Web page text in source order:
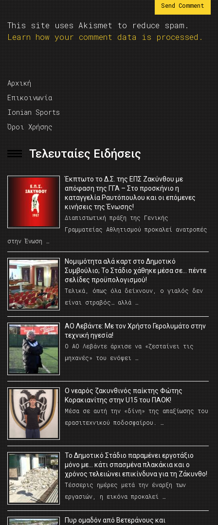
This site uses Akismet to reduce spam.
Learn how your comment data is processed.
Αρχική
Επικοινωνία
Ionian Sports
Όροι Χρήσης
Τελευταίες Ειδήσεις
Έκπτωτο το Δ.Σ. της ΕΠΣ Ζακύνθου με
απόφαση της ΓΓΑ – Στο προσκήνιο η
καταγγελία Ραυτόπουλου και οι επόμενες
κινήσεις της Ένωσης!
Διαπιστωτική πράξη της Γενικής
Γραμματείας Αθλητισμού προκαλεί ανατροπές
στην Ένωση …
Νομιμότητα αλά καρτ στο Δημοτικό
Συμβούλιο; Το Στάδιο χάθηκε μέσα σε… πέντε
σελίδες προϋπολογισμού!
Τελικά, όπως όλα δείχνουν, ο γιαλός δεν
είναι στραβός… αλλά …
ΑΟ Λεβάντε: Με τον Χρήστο Γερολυμάτο στην
τεχνική ηγεσία!
Ο ΑΟ Λεβάντε άρχισε να «ζεσταίνει τις
μηχανές» του ενόψει …
O νεαρός ζακυνθινός παίκτης Φώτης
Κορακιανίτης στην U15 του ΠΑΟΚ!
Μέσα σε αυτή την «δίνη» της απαξίωσης του
ερασιτεχνικού ποδοσφαίρου. …
Το Δημοτικό Στάδιο παραμένει εργοτάξιο
μόνο με… κάτι σπασμένα πλακάκια και ο
χρόνος τελειώνει επικίνδυνα για τη Ζάκυνθο!
Τέσσερις ημέρες μετά την έναρξη των
εργασιών, η εικόνα προκαλεί …
Πυρ ομαδόν από Βετεράνους και